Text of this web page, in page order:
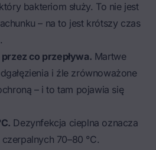
bakteriom służy. To nie jest
– na to jest krótszy czas
co przepływa. Martwe
i źle zrównoważone
– i to tam pojawia się
Dezynfekcja cieplna oznacza
70–80 °C.